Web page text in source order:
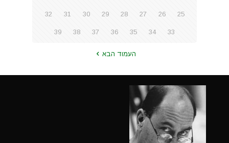
25
26
27
28
29
30
31
32
33
34
35
36
37
38
39
העמוד הבא